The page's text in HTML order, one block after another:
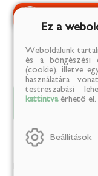
Adatok
Tulajdonságok:
Ez a
Weboldalunk
és a böngészési
(cookie), illetve
használatára
testreszabási
kattintvaérhető el.
Beállítások